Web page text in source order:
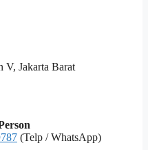
V, Jakarta Barat
(Telp / WhatsApp)